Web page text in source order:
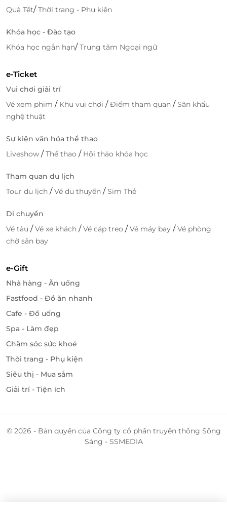
Quà Tết/Thời trang - Phụ kiện
Khóa học - Đào tạo
Khóa học ngắn hạn/Trung tâm Ngoại ngữ
e-Ticket
Vui chơi giải trí
Vé xem phim / Khu vui chơi /Điểm tham quan /Sân khấu
nghệ thuật
Sự kiện văn hóa thể thao
Liveshow /Thể thao / Hội thảo khóa học
Tham quan du lịch
Tour du lịch /Vé du thuyền /Sim Thẻ
Di chuyển
Vé tàu /Vé xe khách /Vé cáp treo /Vé máy bay /Vé phòng
chờ sân bay
e-Gift
Nhà hàng - Ăn uống
Fastfood - Đồ ăn nhanh
Cafe - Đồ uống
Spa - Làm đẹp
Chăm sóc sức khoẻ
Thời trang - Phụ kiện
Siêu thị - Mua sắm
Giải trí - Tiện ích
© 2026 - Bản quyền của Công ty cổ phần truyền thông Sông
Sáng - SSMEDIA